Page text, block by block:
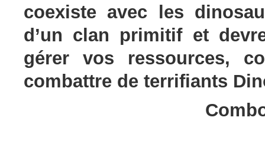
coexiste avec les
d’un clan primitif et
gérer vos ressources,
combattre de terrifiants